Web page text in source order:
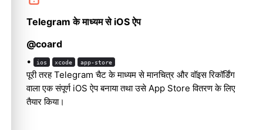
Telegram के माध्यम से iOS ऐप
@coard
• ios xcode app-store
पूरी तरह Telegram चैट के माध्यम से मानचित्र और वॉइस रिकॉर्डिंग
वाला एक संपूर्ण iOS ऐप बनाया तथा उसे App Store वितरण के लिए
तैयार किया।